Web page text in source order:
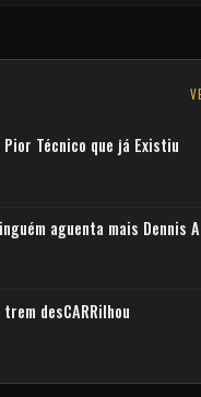
Técnico que já Existiu
aguenta mais Dennis
desCARRilhou